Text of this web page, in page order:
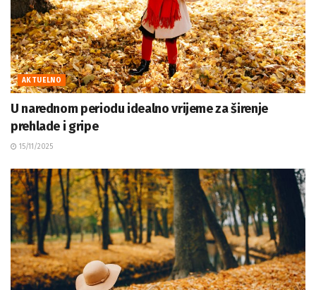
AKTUELNO
U narednom periodu idealno vrijeme za širenje
prehlade i gripe
15/11/2025